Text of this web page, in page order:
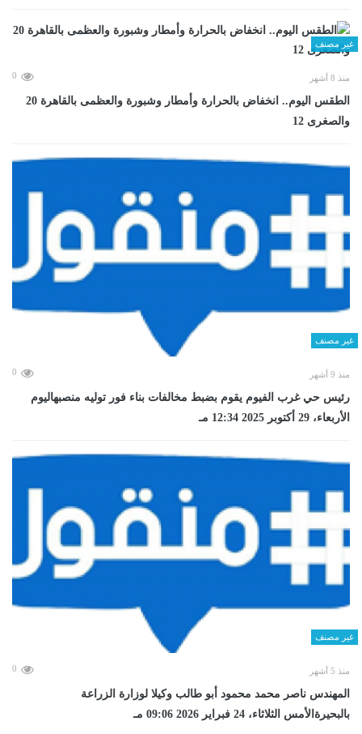
غير مصنف
منذ 8 أشهر 0
الطقس اليوم.. انخفاض بالحرارة وأمطار وشبورة والعظمى بالقاهرة 20
والصغرى 12
غير مصنف
منذ 9 أشهر 0
رئيس حي غرب الفيوم يقوم بضبط مخالفات بناء فور توليه منصبهاليوم
الأربعاء، 29 أكتوبر 2025 12:34 مـ
غير مصنف
منذ 5 أشهر 0
المهندس ناصر محمد محمود أبو طالب وكيلا لوزارة الزراعة
بالبحيرةالأمس الثلاثاء، 24 فبراير 2026 09:06 مـ